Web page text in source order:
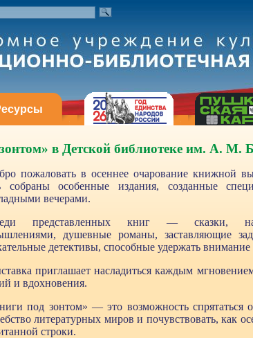
в Детской библиотеке им. А. М.
пожаловать в осеннее очарование книжной
собраны особенные издания, созданные
вечерами.
представленных книг — сказки,
душевные романы, заставляющие
детективы, способные удержать
приглашает насладиться каждым
и вдохновения.
под зонтом» — это возможность спрятаться
литературных миров и почувствовать, как
строки.